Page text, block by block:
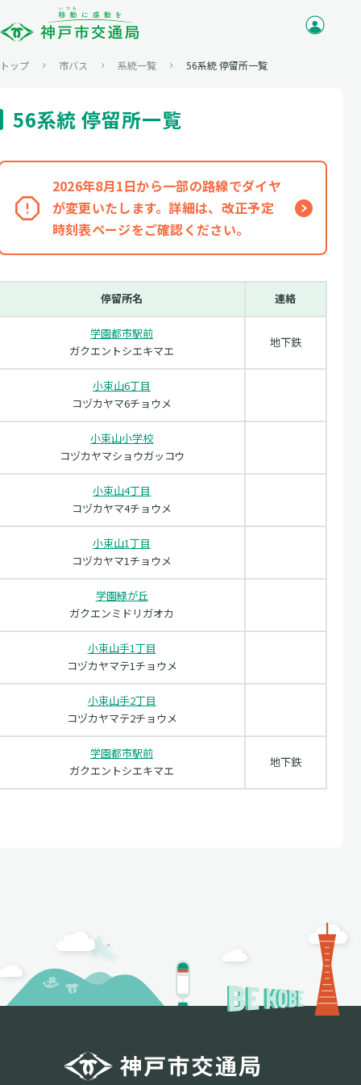
トップ 市バス 系統一覧 56系統 停留所一覧
56系統 停留所一覧
2026年8月1日から一部の路線でダイヤ
が変更いたします。詳細は、改正予定
時刻表ページをご確認ください。
停留所名 連絡
学園都市駅前
ガクエントシエキマエ
地下鉄
小束山6丁目
コヅカヤマ6チョウメ
小束山小学校
コヅカヤマショウガッコウ
小束山4丁目
コヅカヤマ4チョウメ
小束山1丁目
コヅカヤマ1チョウメ
学園緑が丘
ガクエンミドリガオカ
小束山手1丁目
コヅカヤマテ1チョウメ
小束山手2丁目
コヅカヤマテ2チョウメ
学園都市駅前
ガクエントシエキマエ
地下鉄